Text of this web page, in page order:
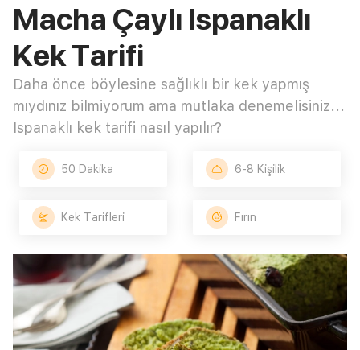
Macha Çaylı Ispanaklı
Kek Tarifi
Daha önce böylesine sağlıklı bir kek yapmış
mıydınız bilmiyorum ama mutlaka denemelisiniz...
Ispanaklı kek tarifi nasıl yapılır?
50 Dakika 6-8 Kişilik
Kek Tarifleri Fırın